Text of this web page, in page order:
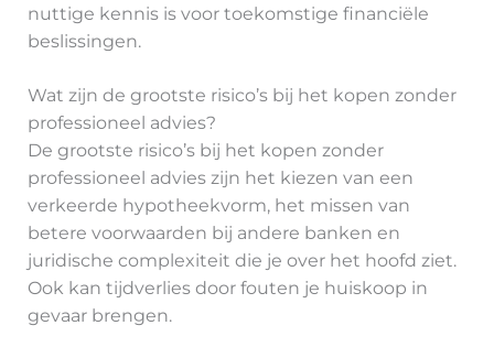
nuttige kennis is voor toekomstige financiële
beslissingen.
Wat zijn de grootste risico’s bij het kopen zonder
professioneel advies?
De grootste risico’s bij het kopen zonder
professioneel advies zijn het kiezen van een
verkeerde hypotheekvorm, het missen van
betere voorwaarden bij andere banken en
juridische complexiteit die je over het hoofd ziet.
Ook kan tijdverlies door fouten je huiskoop in
gevaar brengen.